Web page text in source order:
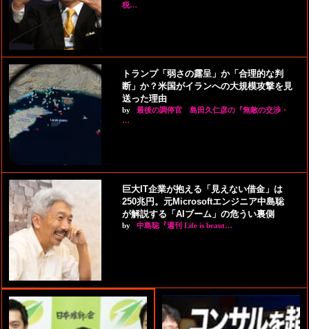
税…
トランプ「弱さの露呈」か「合理的な判
断」か？米国がイランへの大規模攻撃を見
送った理由
by
最後の調停官 島田久仁彦の『無敵の交渉・
…
巨大IT企業が抱える「見えない借金」は
250兆円。元Microsoftエンジニア中島聡
が解説する「AIブーム」の危うい裏側
by 中島聡『週刊 Life is beaut…